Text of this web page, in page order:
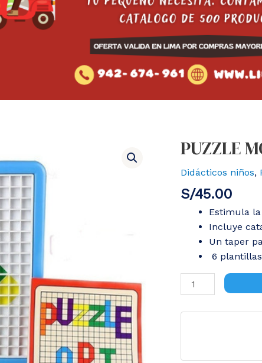
PUZZLE
Didácticos niños,
S/45.00
Estimula
Incluye
Un taper
6
PUZZLE
MOSAICO
520